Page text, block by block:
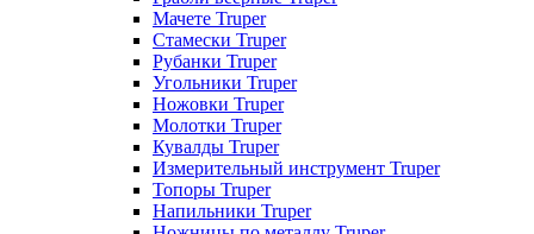
Мачете Truper
Стамески Truper
Рубанки Truper
Угольники Truper
Ножовки Truper
Молотки Truper
Кувалды Truper
Измерительный инструмент Truper
Топоры Truper
Напильники Truper